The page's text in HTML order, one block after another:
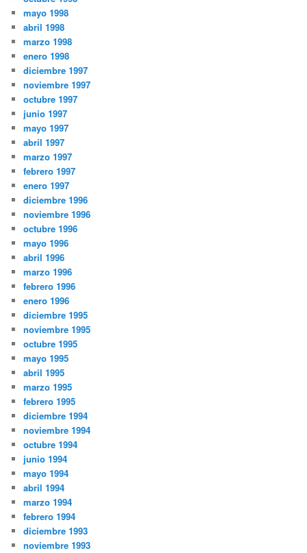
mayo 1998
abril 1998
marzo 1998
enero 1998
diciembre 1997
noviembre 1997
octubre 1997
junio 1997
mayo 1997
abril 1997
marzo 1997
febrero 1997
enero 1997
diciembre 1996
noviembre 1996
octubre 1996
mayo 1996
abril 1996
marzo 1996
febrero 1996
enero 1996
diciembre 1995
noviembre 1995
octubre 1995
mayo 1995
abril 1995
marzo 1995
febrero 1995
diciembre 1994
noviembre 1994
octubre 1994
junio 1994
mayo 1994
abril 1994
marzo 1994
febrero 1994
diciembre 1993
noviembre 1993